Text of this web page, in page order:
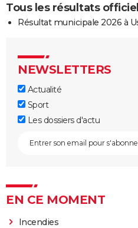
Tous les résultats
Résultat municipale 2026 à
NEWSLETTERS
Actualité
Sport
Les dossiers d'actu
EN CE MOMENT
Incendies